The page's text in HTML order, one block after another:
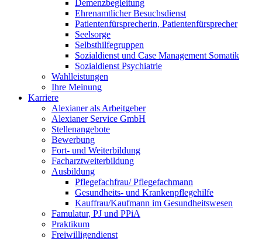
Demenzbegleitung
Ehrenamtlicher Besuchsdienst
Patientenfürsprecherin, Patientenfürsprecher
Seelsorge
Selbsthilfegruppen
Sozialdienst und Case Management Somatik
Sozialdienst Psychiatrie
Wahlleistungen
Ihre Meinung
Karriere
Alexianer als Arbeitgeber
Alexianer Service GmbH
Stellenangebote
Bewerbung
Fort- und Weiterbildung
Facharztweiterbildung
Ausbildung
Pflegefachfrau/ Pflegefachmann
Gesundheits- und Krankenpflegehilfe
Kauffrau/Kaufmann im Gesundheitswesen
Famulatur, PJ und PPiA
Praktikum
Freiwilligendienst